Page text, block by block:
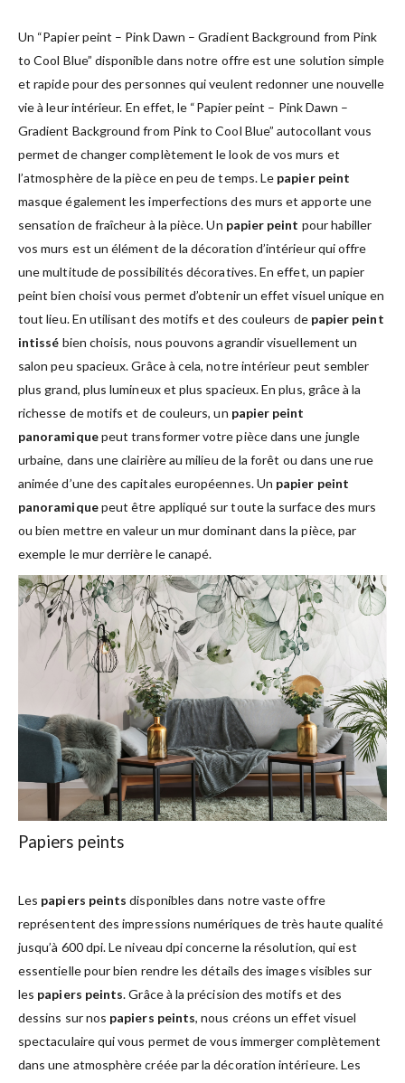
Un “Papier peint – Pink Dawn – Gradient Background from Pink
to Cool Blue” disponible dans notre offre est une solution simple
et rapide pour des personnes qui veulent redonner une nouvelle
vie à leur intérieur. En effet, le “Papier peint – Pink Dawn –
Gradient Background from Pink to Cool Blue” autocollant vous
permet de changer complètement le look de vos murs et
l’atmosphère de la pièce en peu de temps. Le papier peint
masque également les imperfections des murs et apporte une
sensation de fraîcheur à la pièce. Un papier peint pour habiller
vos murs est un élément de la décoration d’intérieur qui offre
une multitude de possibilités décoratives. En effet, un papier
peint bien choisi vous permet d’obtenir un effet visuel unique en
tout lieu. En utilisant des motifs et des couleurs de papier peint
intissé bien choisis, nous pouvons agrandir visuellement un
salon peu spacieux. Grâce à cela, notre intérieur peut sembler
plus grand, plus lumineux et plus spacieux. En plus, grâce à la
richesse de motifs et de couleurs, un papier peint
panoramiquepeut transformer votre pièce dans une jungle
urbaine, dans une clairière au milieu de la forêt ou dans une rue
animée d’une des capitales européennes. Un papier peint
panoramiquepeut être appliqué sur toute la surface des murs
ou bien mettre en valeur un mur dominant dans la pièce, par
exemple le mur derrière le canapé.
Papiers peints
Les papiers peints disponibles dans notre vaste offre
représentent des impressions numériques de très haute qualité
jusqu’à 600 dpi. Le niveau dpi concerne la résolution, qui est
essentielle pour bien rendre les détails des images visibles sur
les papiers peints. Grâce à la précision des motifs et des
dessins sur nos papiers peints, nous créons un effet visuel
spectaculaire qui vous permet de vous immerger complètement
dans une atmosphère créée par la décoration intérieure. Les